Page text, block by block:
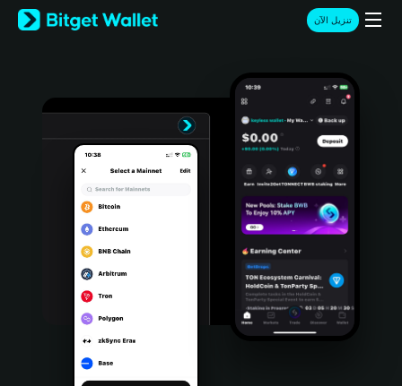
English
日本語
Türkçe
Português (Portugal)
Bahasa Indonesia
Português (Brasil)
تنزيل الآن